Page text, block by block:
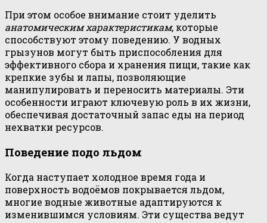
При этом особое внимание стоит уделить
анатомическим характеристикам, которые
способствуют этому поведению. У водных
грызунов могут быть приспособления для
эффективного сбора и хранения пищи, такие как
крепкие зубы и лапы, позволяющие
манипулировать и переносить материалы. Эти
особенности играют ключевую роль в их жизни,
обеспечивая достаточный запас еды на период
нехватки ресурсов.
Поведение подо льдом
Когда наступает холодное время года и
поверхность водоёмов покрывается льдом,
многие водные животные адаптируются к
изменившимся условиям. Эти существа ведут